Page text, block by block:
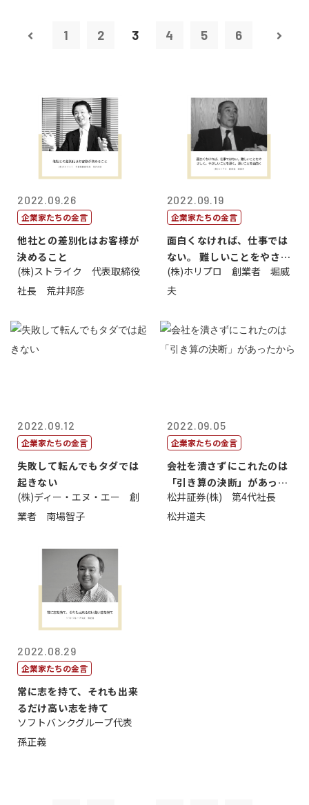
1 2 3 4 5 6
2022.09.26
企業家たちの金言
他社との差別化はお客様が
決めること
(株)ストライク 代表取締役
社長 荒井邦彦
2022.09.19
企業家たちの金言
面白くなければ、仕事では
ない。 難しいことをやさし
く。やさし...
(株)ホリプロ 創業者 堀威
夫
2022.09.12
企業家たちの金言
失敗して転んでもタダでは
起きない
(株)ディー・エヌ・エー 創
業者 南場智子
2022.09.05
企業家たちの金言
会社を潰さずにこれたのは
「引き算の決断」があった
から
松井証券(株) 第4代社長
松井道夫
2022.08.29
企業家たちの金言
常に志を持て、それも出来
るだけ高い志を持て
ソフトバンクグループ代表
孫正義